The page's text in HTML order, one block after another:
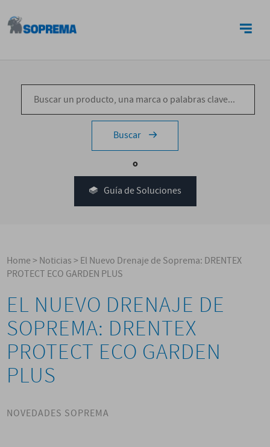
Buscar
o
Guía de Soluciones
Home>Noticias>El Nuevo Drenaje de Soprema: DRENTEX
PROTECT ECO GARDEN PLUS
EL NUEVO DRENAJE DE
SOPREMA: DRENTEX
PROTECT ECO GARDEN
PLUS
NOVEDADES SOPREMA